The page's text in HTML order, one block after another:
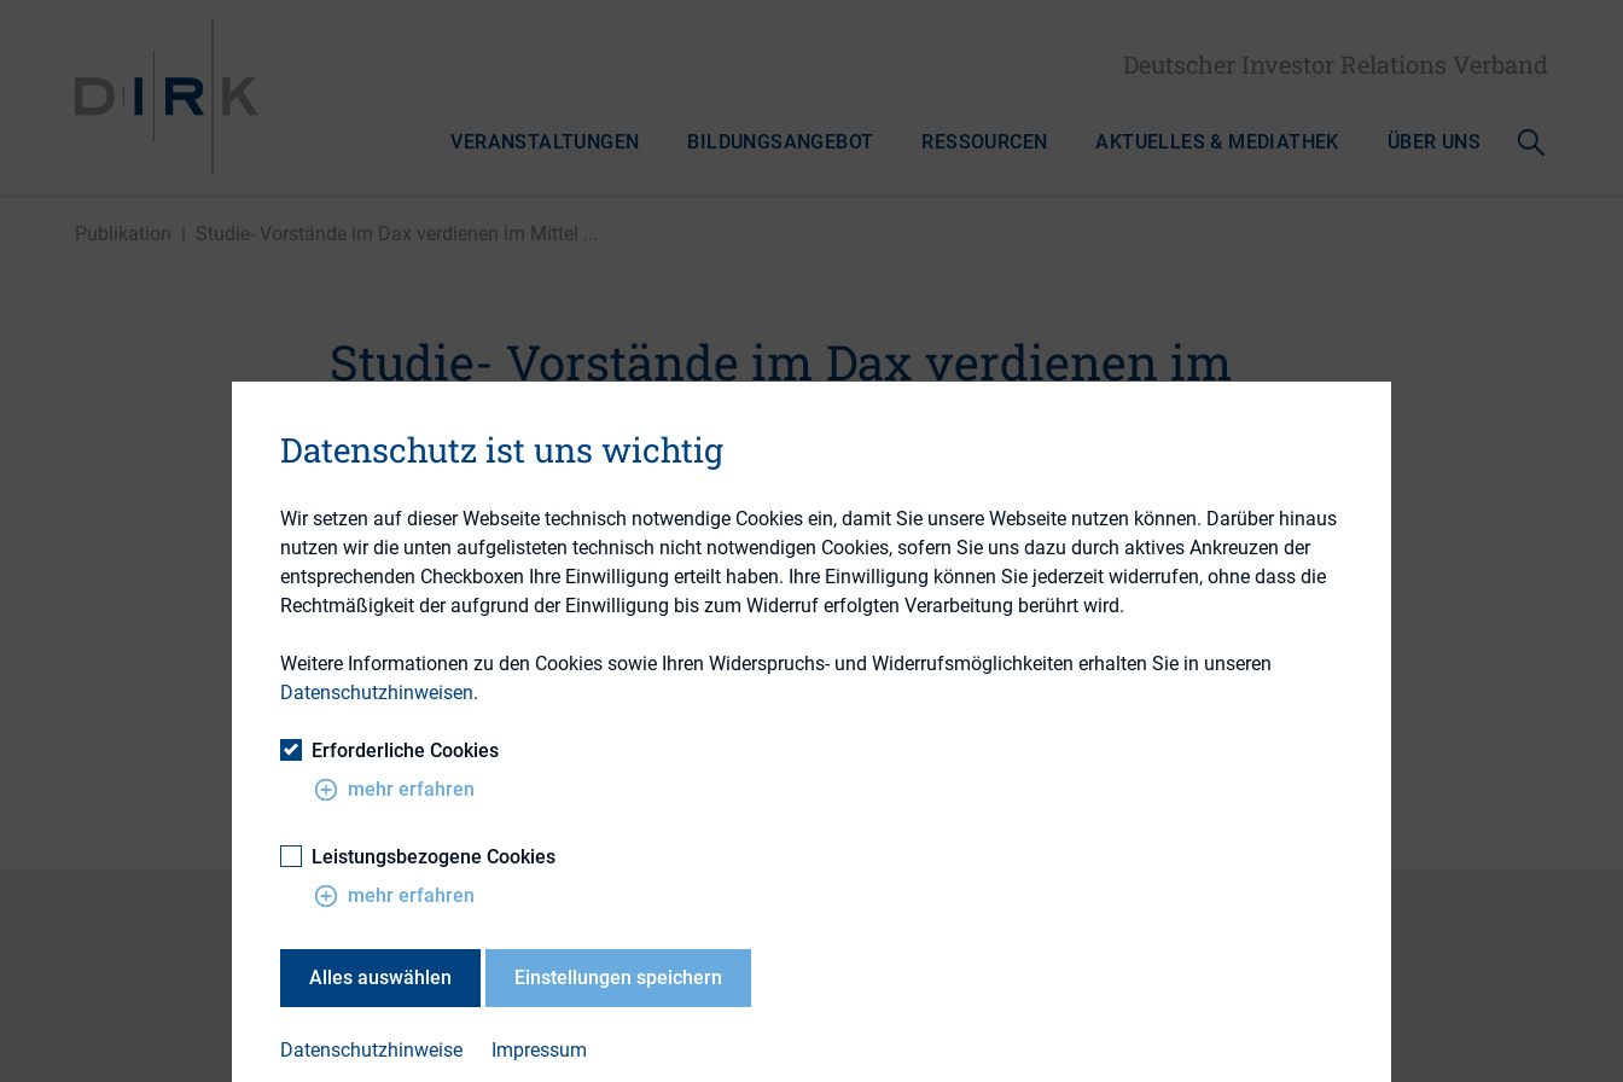
Deutscher Investor Relations Verband
VERANSTALTUNGEN BILDUNGSANGEBOT RESSOURCEN AKTUELLES & MEDIATHEK ÜBER UNS
Publikation Studie- Vorstände im Dax verdienen im Mittel ...
Studie- Vorstände im Dax verdienen im
Mittel 57-mal so viel wie
durchschnittliche Beschäftigte
14. Oktober 2016
Themengebiet
Publikationsform
Vorstände von Dax-Unternehmen verdienen im Mittel 57-mal so viel wie die
vom 17- bis zum 141-fachen. Das zeigt eine neue Studie der Hans-Böckler-Stiftung.
Datenschutz ist uns wichtig
Wir setzen auf dieser Webseite technisch notwendige Cookies ein, damit Sie unsere Webseite nutzen können. Darüber hinaus
nutzen wir die unten aufgelisteten technisch nicht notwendigen Cookies, sofern Sie uns dazu durch aktives Ankreuzen der
entsprechenden Checkboxen Ihre Einwilligung erteilt haben. Ihre Einwilligung können Sie jederzeit widerrufen, ohne dass die
Rechtmäßigkeit der aufgrund der Einwilligung bis zum Widerruf erfolgten Verarbeitung berührt wird.
Weitere Informationen zu den Cookies sowie Ihren Widerspruchs- und Widerrufsmöglichkeiten erhalten Sie in unseren
Datenschutzhinweisen.
Erforderliche Cookies
mehr erfahren
Leistungsbezogene Cookies
mehr erfahren
Alles auswählen Einstellungen speichern
Datenschutzhinweise Impressum